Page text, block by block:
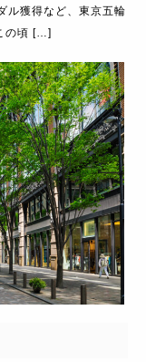
ル獲得など、東京五輪
の頃 […]